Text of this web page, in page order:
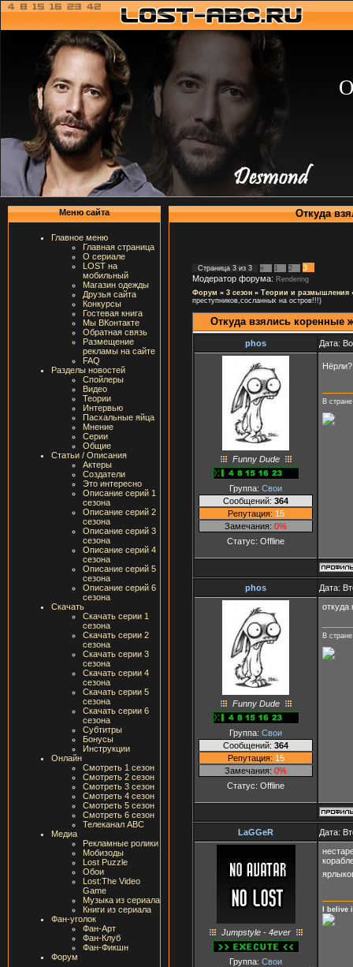
Меню сайта
Главное меню
Главная страница
О сериале
LOST на
мобильный
Магазин одежды
Друзья сайта
Конкурсы
Гостевая книга
Мы ВКонтакте
Обратная связь
Размещение
рекламы на сайте
FAQ
Разделы новостей
Спойлеры
Видео
Теории
Интервью
Пасхальные яйца
Мнение
Серии
Общие
Статьи / Описания
Актеры
Создатели
Это интересно
Описание серий 1
сезона
Описание серий 2
сезона
Описание серий 3
сезона
Описание серий 4
сезона
Описание серий 5
сезона
Описание серий 6
сезона
Скачать
Скачать серии 1
сезона
Скачать серии 2
сезона
Скачать серии 3
сезона
Скачать серии 4
сезона
Скачать серии 5
сезона
Скачать серии 6
сезона
Субтитры
Бонусы
Инструкции
Онлайн
Смотреть 1 сезон
Смотреть 2 сезон
Смотреть 3 сезон
Смотреть 4 сезон
Смотреть 5 сезон
Смотреть 6 сезон
Телеканал ABC
Медиа
Рекламные ролики
Мобизоды
Lost Puzzle
Обои
Lost:The Video
Game
Музыка из сериала
Книги из сериала
Фан-уголок
Фан-Арт
Фан-Клуб
Фан-Фикшн
Форум
Откуда
Страница 3 из 3 « 1 2
3
Модератор форума: Rendering
Форум » 3 сезон » Теории и размышления
преступников,сосланных на остров!!!)
Откуда взялись коренные
phos Дата:
Funny Dude
Группа: Свои
Сообщений: 364
Репутация: 15
Замечания: 0%
Статус: Offline
В
phos Дата:
Funny Dude
Группа: Свои
Сообщений: 364
Репутация: 15
Замечания: 0%
Статус: Offline
откуда
В
LaGGeR Дата:
Jumpstyle - 4ever
Группа: Свои
I belive